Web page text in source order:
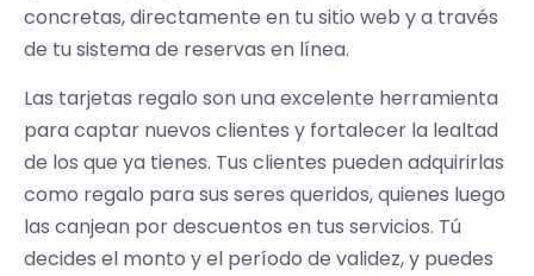
concretas, directamente en tu sitio web y a través
de tu sistema de reservas en línea.
Las tarjetas regalo son una excelente herramienta
para captar nuevos clientes y fortalecer la lealtad
de los que ya tienes. Tus clientes pueden adquirirlas
como regalo para sus seres queridos, quienes luego
las canjean por descuentos en tus servicios. Tú
decides el monto y el período de validez, y puedes